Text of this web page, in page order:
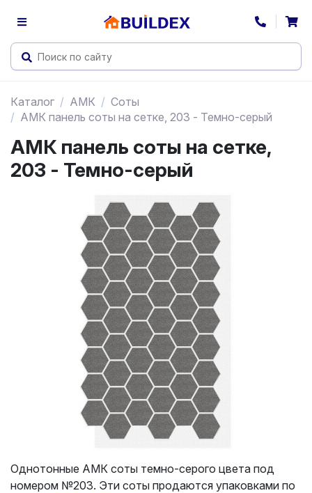
Каталог АМК
Соты
АМК панель соты на сетке, 203 - Темно-серый
АМК панель соты на сетке,
203 - Темно-серый
Однотонные АМК соты темно-серого цвета под
номером №203. Эти соты продаются упаковками по